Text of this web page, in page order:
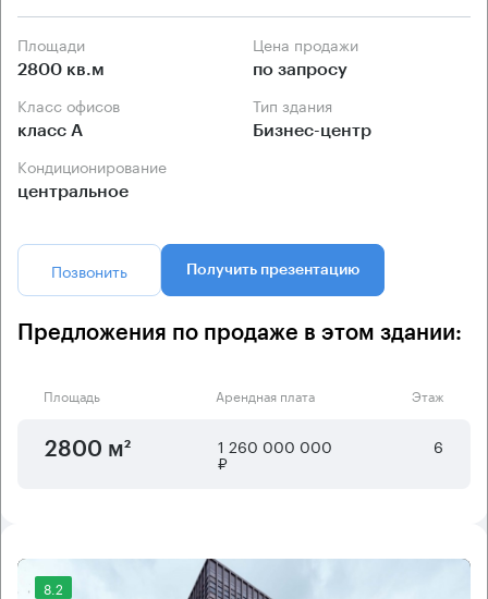
Площади
2800 кв.м
Цена продажи
по запросу
Класс офисов
класс А
Тип здания
Бизнес-центр
Кондиционирование
центральное
Позвонить Получить презентацию
Предложения по продаже в этом здании:
Площадь Арендная плата Этаж
2800 м² 1 260 000 000
₽
6
8.2